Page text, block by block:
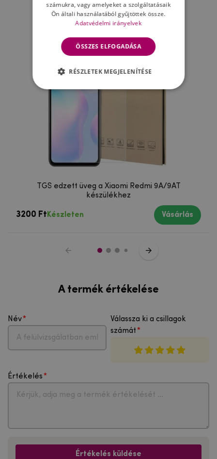
Ne felejtsd el
TGS edzett üveg a Xiaomi Redmi 9A/9AT
készülékhez
3200 Ft Készleten Vásárlás
A termék értékelése
Név
Válassza ki a csillagok
számát
Értékelés
Értékelés küldése
számukra, vagy amelyeket a szolgáltatásaik
Ön általi használatából gyűjtöttek össze.
Adatvédelmi irányelvek
ÖSSZES ELFOGADÁSA
RÉSZLETEK MEGJELENÍTÉSE